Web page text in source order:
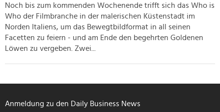
Verwendung unserer Website an unsere Partner für
soziale Medien, Werbung und Analysen weiter. Unsere
Partner führen diese Informationen möglicherweise mit
weiteren Daten zusammen, die Sie ihnen bereitgestellt
haben oder die sie im Rahmen Ihrer Nutzung der Dienste
gesammelt haben.
Noch bis zum kommenden Wochenende trifft sich das Who is
Who der Filmbranche in der malerischen Küstenstadt im
Norden Italiens, um das Bewegtbildformat in all seinen
Facetten zu feiern - und am Ende den begehrten Goldenen
Löwen zu vergeben. Zwei...
Anmeldung zu den Daily Business News